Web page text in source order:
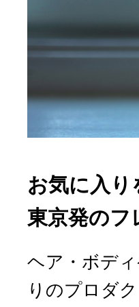
お気に入
東京発のフ
ヘア・ボデ
りのプロダ